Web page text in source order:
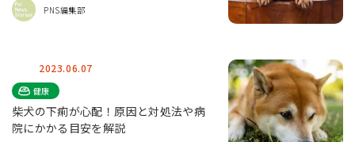
PNS編集部
2023.06.07
健康
柴犬の下痢が心配！原因と対処法や病
院にかかる目安を解説